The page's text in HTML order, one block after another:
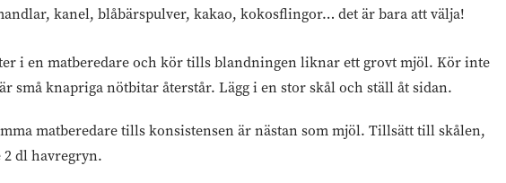
kanel, blåbärspulver, kakao, kokosflingor… det är bara att välja!
i en matberedare och kör tills blandningen liknar ett grovt mjöl. Kör inte
små knapriga nötbitar återstår. Lägg i en stor skål och ställ åt sidan.
matberedare tills konsistensen är nästan som mjöl. Tillsätt till skålen,
2 dl havregryn.